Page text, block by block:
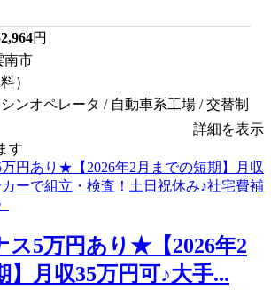
円
南市
）
ンオペレータ / 自動車系工場 / 交替制
詳細を表示
す
5万円あり★【2026年2
】月収35万円可♪大手...